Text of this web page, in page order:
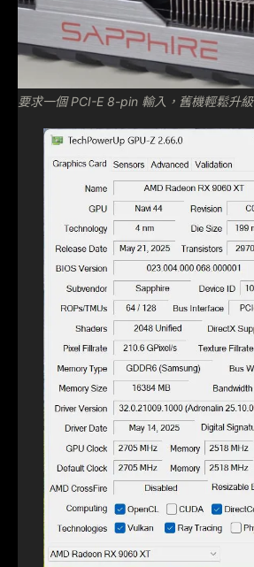
要求一個 PCI-E 8-pin 輸入，舊機輕鬆升級